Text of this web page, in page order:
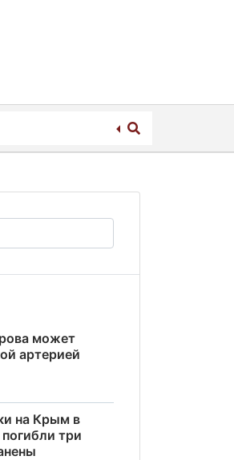
может
артерией
на Крым в
погибли три